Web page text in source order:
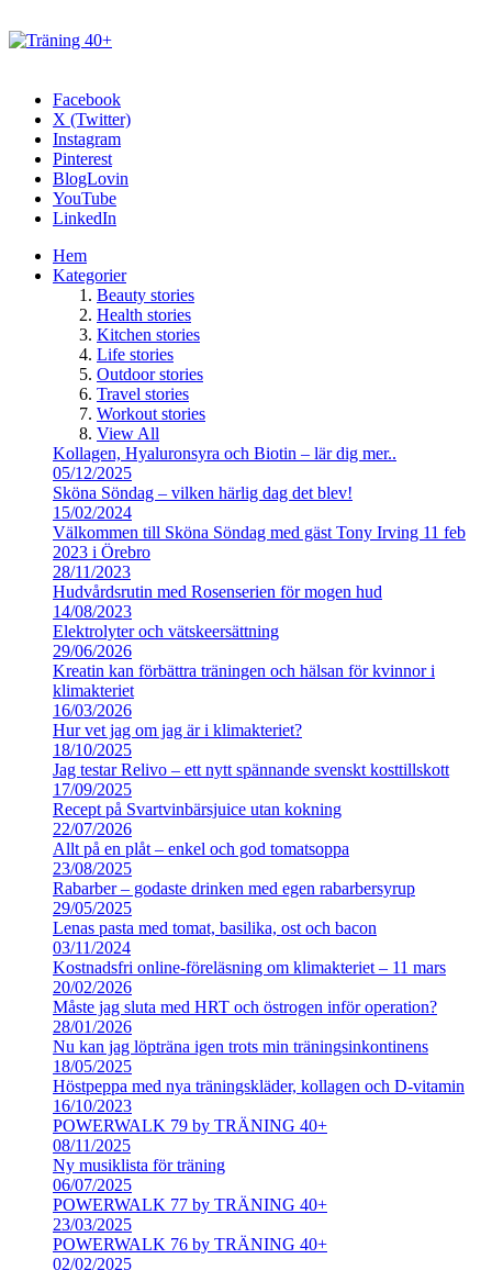
Facebook
X (Twitter)
Instagram
Pinterest
BlogLovin
YouTube
LinkedIn
Hem
Kategorier
Beauty stories
Health stories
Kitchen stories
Life stories
Outdoor stories
Travel stories
Workout stories
View All
Kollagen, Hyaluronsyra och Biotin – lär dig mer..
05/12/2025
Sköna Söndag – vilken härlig dag det blev!
15/02/2024
Välkommen till Sköna Söndag med gäst Tony Irving 11 feb
2023 i Örebro
28/11/2023
Hudvårdsrutin med Rosenserien för mogen hud
14/08/2023
Elektrolyter och vätskeersättning
29/06/2026
Kreatin kan förbättra träningen och hälsan för kvinnor i
klimakteriet
16/03/2026
Hur vet jag om jag är i klimakteriet?
18/10/2025
Jag testar Relivo – ett nytt spännande svenskt kosttillskott
17/09/2025
Recept på Svartvinbärsjuice utan kokning
22/07/2026
Allt på en plåt – enkel och god tomatsoppa
23/08/2025
Rabarber – godaste drinken med egen rabarbersyrup
29/05/2025
Lenas pasta med tomat, basilika, ost och bacon
03/11/2024
Kostnadsfri online-föreläsning om klimakteriet – 11 mars
20/02/2026
Måste jag sluta med HRT och östrogen inför operation?
28/01/2026
Nu kan jag löpträna igen trots min träningsinkontinens
18/05/2025
Höstpeppa med nya träningskläder, kollagen och D-vitamin
16/10/2023
POWERWALK 79 by TRÄNING 40+
08/11/2025
Ny musiklista för träning
06/07/2025
POWERWALK 77 by TRÄNING 40+
23/03/2025
POWERWALK 76 by TRÄNING 40+
02/02/2025